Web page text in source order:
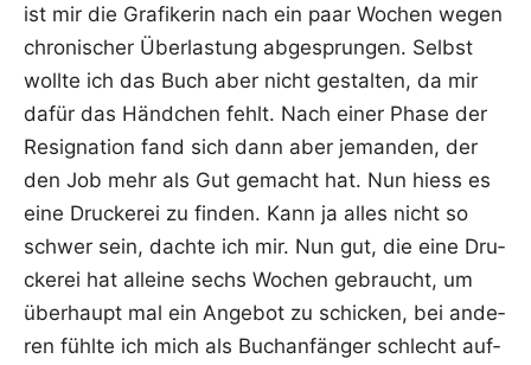
ist mir die Gra­fi­ke­rin nach ein paar Wochen wegen
chro­ni­scher Über­las­tung abge­sprun­gen. Selbst
woll­te ich das Buch aber nicht gestal­ten, da mir
dafür das Händ­chen fehlt. Nach einer Pha­se der
Resi­gna­ti­on fand sich dann aber jeman­den, der
den Job mehr als Gut gemacht hat. Nun hiess es
eine Dru­cke­rei zu fin­den. Kann ja alles nicht so
schwer sein, dach­te ich mir. Nun gut, die eine Dru­
cke­rei hat allei­ne sechs Wochen gebraucht, um
über­haupt mal ein Ange­bot zu schi­cken, bei ande­
ren fühl­te ich mich als Buch­an­fän­ger schlecht auf­